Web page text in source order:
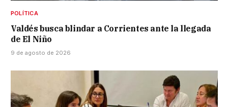
POLÍTICA
Valdés busca blindar a Corrientes ante la llegada
de El Niño
9 de agosto de 2026